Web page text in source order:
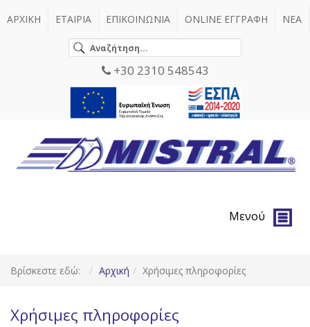
ΑΡΧΙΚΗ ΕΤΑΙΡΙΑ ΕΠΙΚΟΙΝΩΝΙΑ ONLINE ΕΓΓΡΑΦΗ ΝΕΑ
+30 2310 548543
Μενού
Βρίσκεστε εδώ: Αρχική Χρήσιμες πληροφορίες
Χρήσιμες πληροφορίες